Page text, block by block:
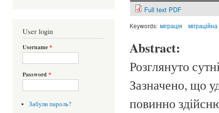
User login
Username*
Password *
Забули пароль?
Full text PDF
Keywords: міграція
Abstract:
Розглянуто
Зазначено, що
повинно